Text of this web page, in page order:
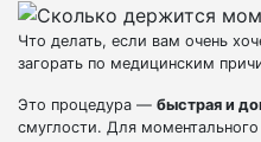
Что делать, если вам очень
загорать по медицинским
Это процедура — быстрая и
смуглости. Для моментального